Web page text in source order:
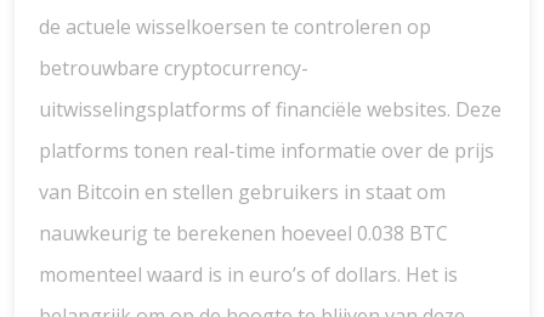
de actuele wisselkoersen te controleren op
betrouwbare cryptocurrency-
uitwisselingsplatforms of financiële websites. Deze
platforms tonen real-time informatie over de prijs
van Bitcoin en stellen gebruikers in staat om
nauwkeurig te berekenen hoeveel 0.038 BTC
momenteel waard is in euro’s of dollars. Het is